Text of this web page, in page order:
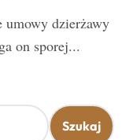
on sporej...